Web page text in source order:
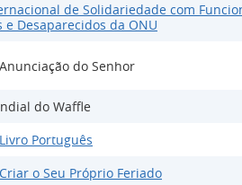
de Solidariedade com
e Desaparecidos da ONU
do Senhor
do Waffle
Português
o Seu Próprio Feriado